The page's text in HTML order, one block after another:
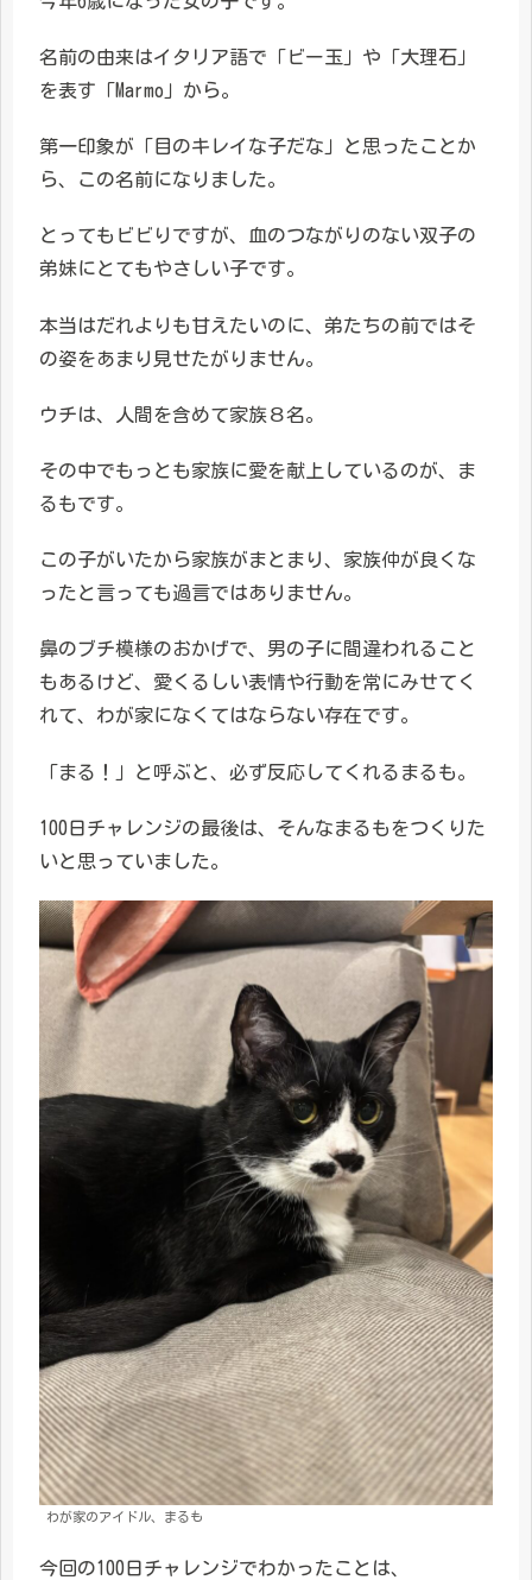
名前の由来はイタリア語で「ビー玉」や「大理石」
を表す「Marmo」から。
第一印象が「目のキレイな子だな」と思ったことか
ら、この名前になりました。
とってもビビりですが、血のつながりのない双子の
弟妹にとてもやさしい子です。
本当はだれよりも甘えたいのに、弟たちの前ではそ
の姿をあまり見せたがりません。
ウチは、人間を含めて家族８名。
その中でもっとも家族に愛を献上しているのが、ま
るもです。
この子がいたから家族がまとまり、家族仲が良くな
ったと言っても過言ではありません。
鼻のブチ模様のおかげで、男の子に間違われること
もあるけど、愛くるしい表情や行動を常にみせてく
れて、わが家になくてはならない存在です。
「まる！」と呼ぶと、必ず反応してくれるまるも。
100日チャレンジの最後は、そんなまるもをつくりた
いと思っていました。
わが家のアイドル、まるも
今回の100日チャレンジでわかったことは、